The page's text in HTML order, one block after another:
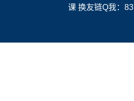
课 换友链Q我：